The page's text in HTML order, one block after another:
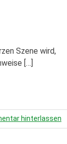
Szene wird,
[…]
hinterlassen